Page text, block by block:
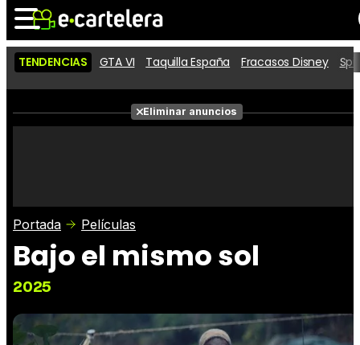
Noticias Cartelera
Películas
Críticas
TENDENCIAS GTA VI Taquilla España Fracasos Disney
Eliminar anuncios
Portada Películas
Bajo el mismo sol
2025